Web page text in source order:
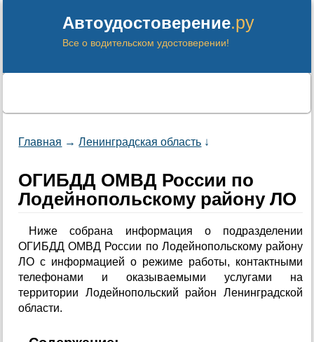
Автоудостоверение.ру
Все о водительском удостоверении!
Главная →Ленинградская область ↓
ОГИБДД ОМВД России по
Лодейнопольскому району ЛО
Ниже собрана информация о подразделении
ОГИБДД ОМВД России по Лодейнопольскому району
ЛО с информацией о режиме работы, контактными
телефонами и оказываемыми услугами на
территории Лодейнопольский район Ленинградской
области.